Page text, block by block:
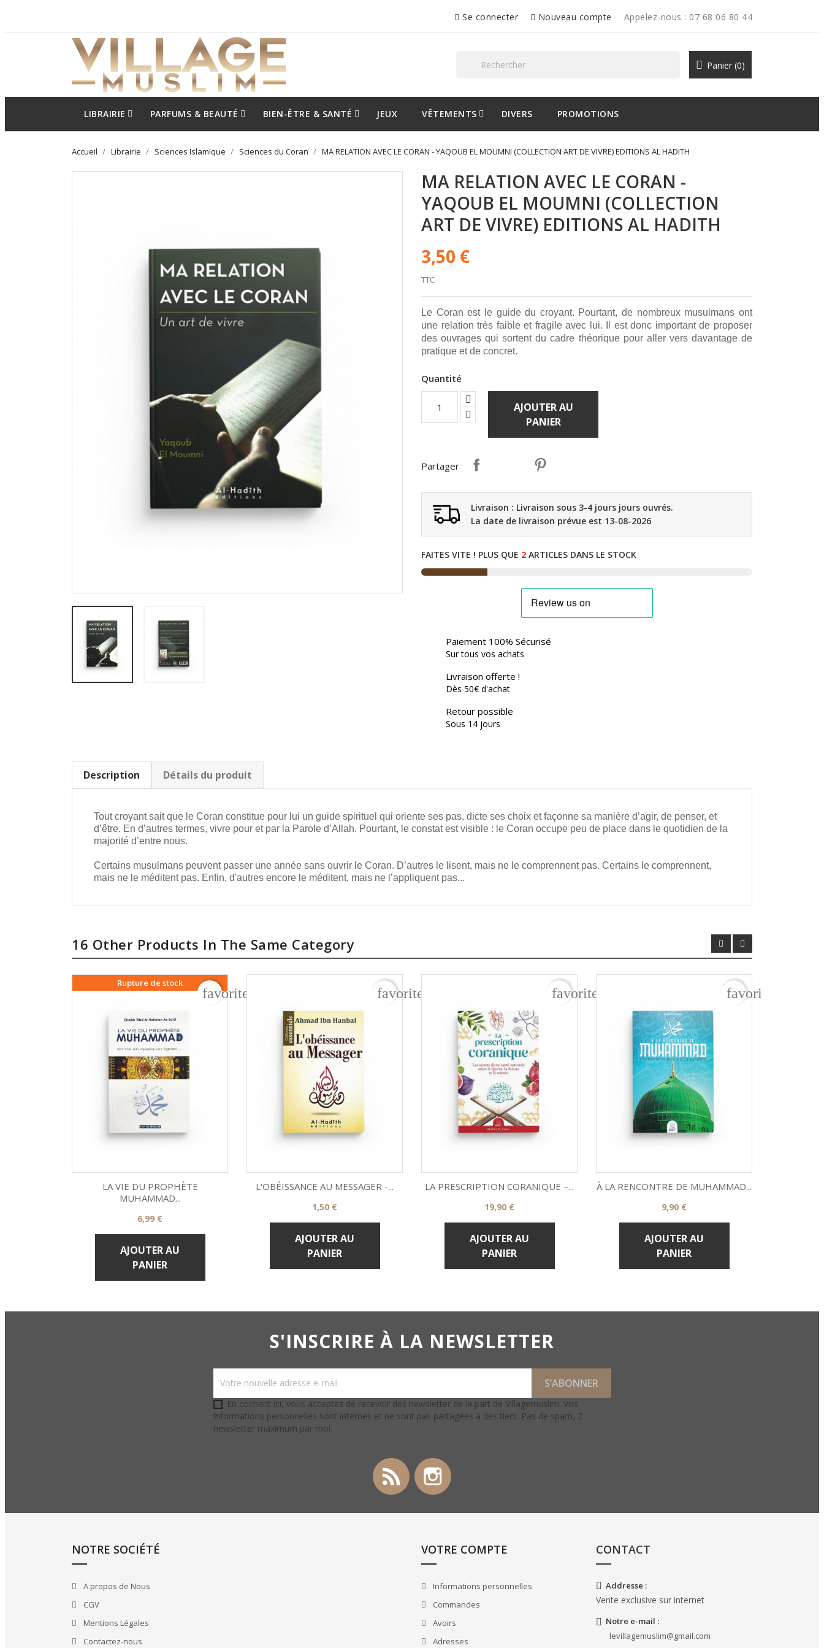
Se connecter Nouveau compte Appelez-nous : 07 68 06 80 44
Panier (0)
LIBRAIRIE PARFUMS & BEAUTÉ BIEN-ÊTRE & SANTÉ JEUX VÊTEMENTS DIVERS PROMOTIONS
Accueil Librairie Sciences Islamique Sciences du Coran MA RELATION AVEC LE CORAN - YAQOUB EL MOUMNI (COLLECTION ART DE VIVRE) EDITIONS AL HADITH
MA RELATION AVEC LE CORAN -
YAQOUB EL MOUMNI (COLLECTION
ART DE VIVRE) EDITIONS AL HADITH
3,50 €
TTC
Le Coran est le guide du croyant. Pourtant, de nombreux musulmans ont
une relation très faible et fragile avec lui. Il est donc important de proposer
des ouvrages qui sortent du cadre théorique pour aller vers davantage de
pratique et de concret.
Quantité
AJOUTER AU
PANIER
Partager
Livraison : Livraison sous 3-4 jours jours ouvrés.
La date de livraison prévue est 13-08-2026
FAITES VITE ! PLUS QUE 2 ARTICLES DANS LE STOCK
Paiement 100% Sécurisé
Sur tous vos achats
Livraison offerte !
Dès 50€ d'achat
Retour possible
Sous 14 jours
Description Détails du produit
Tout croyant sait que le Coran constitue pour lui un guide spirituel qui oriente ses pas, dicte ses choix et façonne sa manière d’agir, de penser, et
d’être. En d’autres termes, vivre pour et par la Parole d’Allah. Pourtant, le constat est visible : le Coran occupe peu de place dans le quotidien de la
majorité d’entre nous.
Certains musulmans peuvent passer une année sans ouvrir le Coran. D’autres le lisent, mais ne le comprennent pas. Certains le comprennent,
mais ne le méditent pas. Enfin, d'autres encore le méditent, mais ne l’appliquent pas...
16 Other Products In The Same Category
Rupture de stock
Aperçu rapide
LA VIE DU PROPHÈTE
MUHAMMAD...
Prix
6,99 €
AJOUTER AU
PANIER
favorite_border
 Aperçu rapide
L'OBÉISSANCE AU MESSAGER -...
Prix
1,50 €
AJOUTER AU
PANIER
favorite_border
 Aperçu rapide
LA PRESCRIPTION CORANIQUE –...
Prix
19,90 €
AJOUTER AU
PANIER
favorite_border
 Aperçu rapide
À LA RENCONTRE DE MUHAMMAD...
Prix
9,90 €
AJOUTER AU
PANIER
favorite_border
S'INSCRIRE À LA NEWSLETTER
En cochant ici, vous acceptez de recevoir des newsletter de la part de Villagemuslim. Vos
informations personnelles sont internes et ne sont pas partagées à des tiers. Pas de spam, 2
newsletter maximum par moi.
Rss
NOTRE SOCIÉTÉ
A propos de Nous
CGV
Mentions Légales
Contactez-nous
VOTRE COMPTE
Informations personnelles
Commandes
Avoirs
Adresses
CONTACT
Addresse :
Vente exclusive sur internet
Notre e-mail :
levillagemuslim@gmail.com